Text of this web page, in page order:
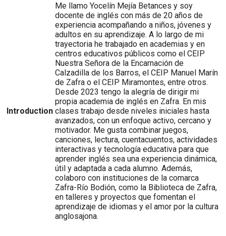
Introduction
Me llamo Yocelín Mejía Betances y soy
docente de inglés con más de 20 años de
experiencia acompañando a niños, jóvenes y
adultos en su aprendizaje. A lo largo de mi
trayectoria he trabajado en academias y en
centros educativos públicos como el CEIP
Nuestra Señora de la Encarnación de
Calzadilla de los Barros, el CEIP Manuel Marín
de Zafra o el CEIP Miramontes, entre otros.
Desde 2023 tengo la alegría de dirigir mi
propia academia de inglés en Zafra. En mis
clases trabajo desde niveles iniciales hasta
avanzados, con un enfoque activo, cercano y
motivador. Me gusta combinar juegos,
canciones, lectura, cuentacuentos, actividades
interactivas y tecnología educativa para que
aprender inglés sea una experiencia dinámica,
útil y adaptada a cada alumno. Además,
colaboro con instituciones de la comarca
Zafra-Río Bodión, como la Biblioteca de Zafra,
en talleres y proyectos que fomentan el
aprendizaje de idiomas y el amor por la cultura
anglosajona.